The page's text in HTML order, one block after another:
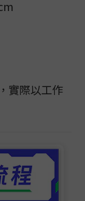
實際以工作